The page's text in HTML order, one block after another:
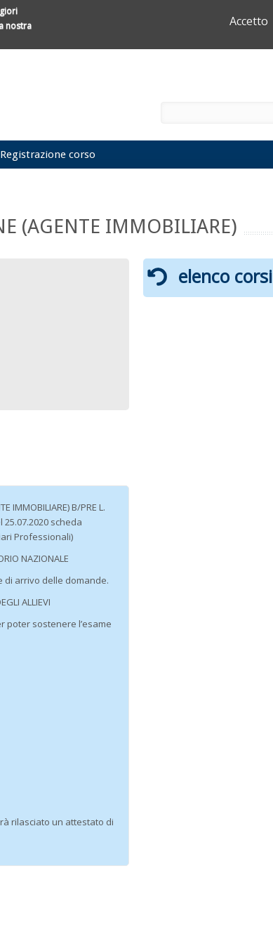
nostra
Accetto
Registrazione corso
(AGENTE IMMOBILIARE)
IMMOBILIARE) B/PRE L.
25.07.2020 scheda
Professionali)
NAZIONALE
di arrivo delle domande.
ALLIEVI
poter sostenere l’esame
rilasciato un attestato di
elenco corsi